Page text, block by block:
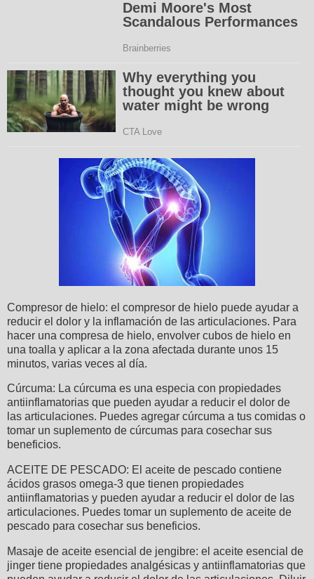
Compresor de hielo: el compresor de hielo puede ayudar a
reducir el dolor y la inflamación de las articulaciones. Para
hacer una compresa de hielo, envolver cubos de hielo en
una toalla y aplicar a la zona afectada durante unos 15
minutos, varias veces al día.
Cúrcuma: La cúrcuma es una especia con propiedades
antiinflamatorias que pueden ayudar a reducir el dolor de
las articulaciones. Puedes agregar cúrcuma a tus comidas o
tomar un suplemento de cúrcumas para cosechar sus
beneficios.
ACEITE DE PESCADO: El aceite de pescado contiene
ácidos grasos omega-3 que tienen propiedades
antiinflamatorias y pueden ayudar a reducir el dolor de las
articulaciones. Puedes tomar un suplemento de aceite de
pescado para cosechar sus beneficios.
Masaje de aceite esencial de jengibre: el aceite esencial de
jinger tiene propiedades analgésicas y antiinflamatorias que